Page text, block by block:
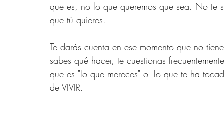
Gafas de Sol para
Ofertas Banana
que es, no lo que queremos que sea. No te
que tú quieres.
Te darás cuenta en ese momento que no
sabes qué hacer, te cuestionas
que es "lo que mereces" o "lo que te ha
de VIVIR.